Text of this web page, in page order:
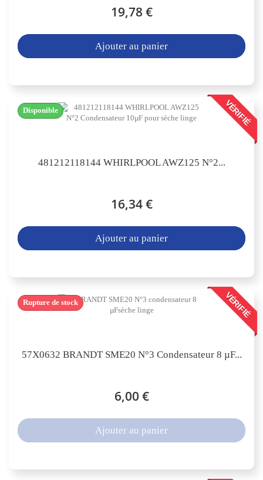
19,78 €
Ajouter au panier
VÉRIFIÉ
481212118144 WHIRLPOOL AWZ125 N°2...
16,34 €
Disponible
Ajouter au panier
VÉRIFIÉ
57X0632 BRANDT SME20 N°3 Condensateur 8 µF...
6,00 €
Rupture de stock
Ajouter au panier